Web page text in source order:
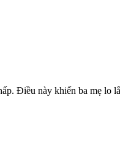
Điều này khiến ba mẹ lo